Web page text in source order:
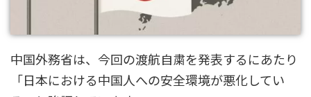
中国外務省は、今回の渡航自粛を発表するにあたり
「日本における中国人への安全環境が悪化してい